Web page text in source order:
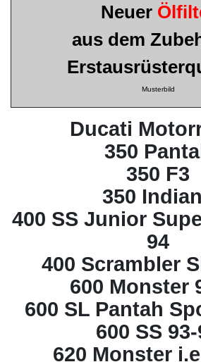
Neuer
aus dem
Musterbild
Ducati
350
350 F3
350
400 SS Junior
94
400 Scrambler
600 Monster
600 SL Pantah
600 SS
620 Monster